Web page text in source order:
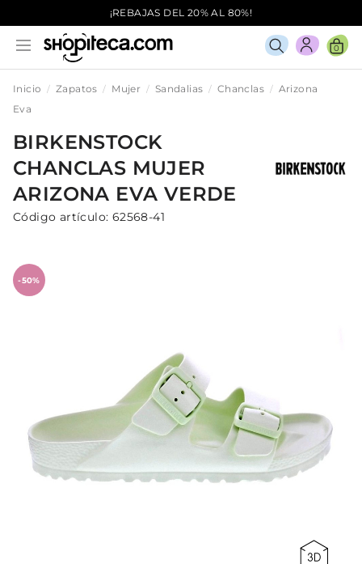
¡REBAJAS DEL 20% AL 80%!
0
Inicio Zapatos Mujer Sandalias Chanclas
Arizona
Eva
BIRKENSTOCK
CHANCLAS MUJER
ARIZONA EVA VERDE
Código artículo: 62568-41
-50%